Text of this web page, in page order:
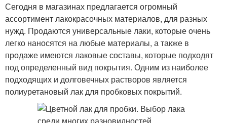
Сегодня в магазинах предлагается огромный
ассортимент лакокрасочных материалов, для разных
нужд. Продаются универсальные лаки, которые очень
легко наносятся на любые материалы, а также в
продаже имеются лаковые составы, которые подходят
под определенный вид покрытия. Одним из наиболее
подходящих и долговечных растворов является
полиуретановый лак для пробковых покрытий.